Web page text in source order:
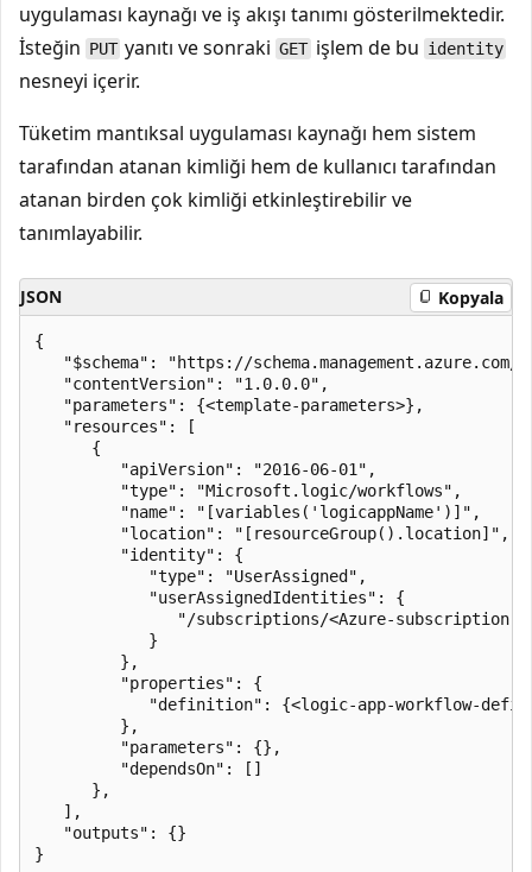
uygulaması kaynağı ve iş akışı tanımı gösterilmektedir.
İsteğin PUT yanıtı ve sonrakiGETişlem de bu identity
nesneyi içerir.
Tüketim mantıksal uygulaması kaynağı hem sistem
tarafından atanan kimliği hem de kullanıcı tarafından
atanan birden çok kimliği etkinleştirebilir ve
tanımlayabilir.
JSON Kopyala
{
"$schema": "https://
   "contentVersion": "1.0.0.0",
   "parameters": {<template-parameters>},
   "resources": [
      {
         "apiVersion": "2016-06-01",
         "type": "Microsoft.logic/workflows",
         "name": "[variables('logicappName')]",
         "location": "[resourceGroup().location]",
         "identity": {
            "type": "UserAssigned",
            "userAssignedIdentities": {
"/subscriptions/<Azure-
            }
         },
         "properties": {
"definition": {<logic-app-workflow-
         },
         "parameters": {},
         "dependsOn": []
      },
   ],
   "outputs": {}